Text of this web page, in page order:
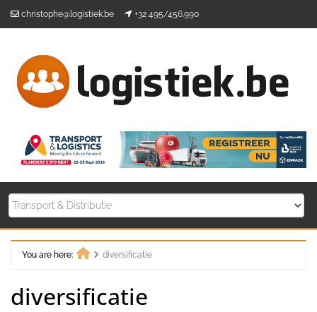
christophe@logistiek.be +32 495/456.990
You are here:
diversificatie
diversificatie